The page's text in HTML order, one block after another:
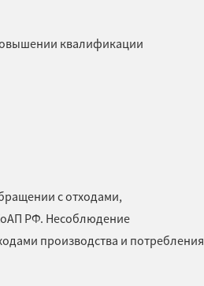
квалификации
с отходами,
РФ. Несоблюдение
производства и потребления